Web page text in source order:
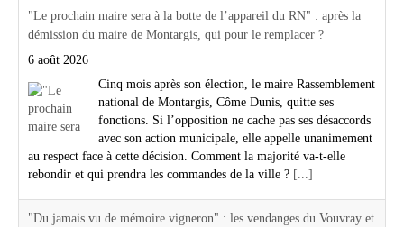
"Le prochain maire sera à la botte de l’appareil du RN" : après la
démission du maire de Montargis, qui pour le remplacer ?
6 août 2026
Cinq mois après son élection, le maire Rassemblement
national de Montargis, Côme Dunis, quitte ses
fonctions. Si l’opposition ne cache pas ses désaccords
avec son action municipale, elle appelle unanimement
au respect face à cette décision. Comment la majorité va-t-elle
rebondir et qui prendra les commandes de la ville ? [...]
"Du jamais vu de mémoire vigneron" : les vendanges du Vouvray et